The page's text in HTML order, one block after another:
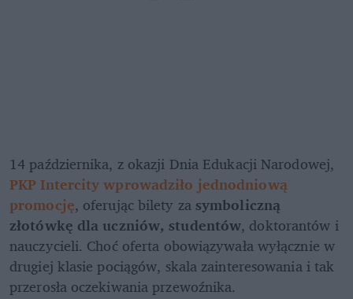
PKP Intercity wprowadziło jednodniową
promocję, oferując bilety za symboliczną
złotówkę dla uczniów, studentów, doktorantów i
nauczycieli. Choć oferta obowiązywała wyłącznie w
drugiej klasie pociągów, skala zainteresowania i tak
przerosła oczekiwania przewoźnika.